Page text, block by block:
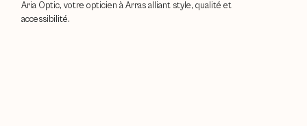
Aria Optic, votre opticien à Arras alliant style, qualité et
accessibilité.